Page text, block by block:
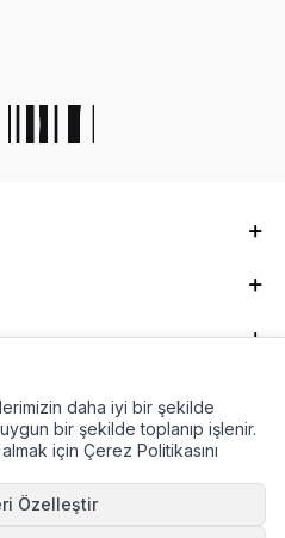
daha iyi bir şekilde
bir şekilde toplanıp işlenir.
için Çerez Politikasını
Özelleştir